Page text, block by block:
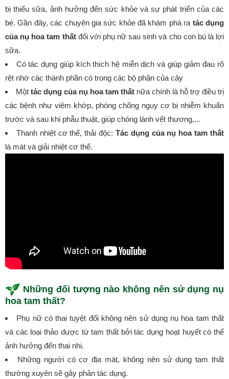
bị thiếu sữa, ảnh hưởng đến sức khỏe và sự phát triển của các
bé. Gần đây, các chuyên gia sức khỏe đã khám phá ra tác dụng
của nụ hoa tam thấtđối với phụ nữ sau sinh và cho con bú là lợi
sữa.
Có tác dụng giúp kích thích hệ miễn dịch và giúp giảm đau rõ
rệt nhờ các thành phần có trong các bộ phận của cây
Một tác dụng của nụ hoa tam thất nữa chính là hỗ trợ điều trị
các bệnh như viêm khớp, phòng chống nguy cơ bị nhiễm khuẩn
trước và sau khi phẫu thuật, giúp chóng lành vết thương,...
Thanh nhiệt cơ thể, thải độc: Tác dụng của nụ hoa tam thất
là mát và giải nhiệt cơ thể.
Những đối tượng nào không nên sử dụng nụ
hoa tam thất?
Phụ nữ có thai tuyệt đối không nên sử dụng nụ hoa tam thất
và các loại thảo dược từ tam thất bởi tác dụng hoạt huyết có thể
ảnh hưởng đến thai nhi.
Những người có cơ địa mát, không nên sử dụng tam thất
thường xuyên sẽ gây phản tác dụng.